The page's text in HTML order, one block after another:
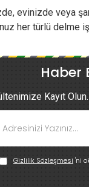
evinizde veya
her türlü
Haber
Kayıt
Gizlilik Sözleşmesi 'ni